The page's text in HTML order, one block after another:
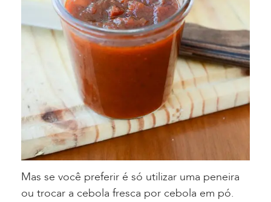
Mas se você preferir é só utilizar uma peneira
ou trocar a cebola fresca por cebola em pó.